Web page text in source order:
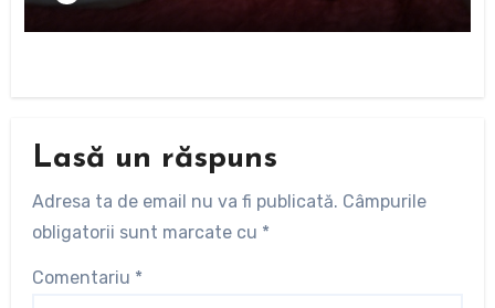
Lasă un răspuns
Adresa ta de email nu va fi publicată. Câmpurile
obligatorii sunt marcate cu *
Comentariu *